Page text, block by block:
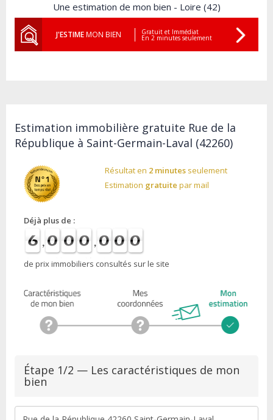
Une estimation de mon bien - Loire (42)
J'ESTIMEMON BIEN Gratuit et Immédiat
En 2 minutes seulement
Estimation immobilière gratuite Rue de la
République à Saint-Germain-Laval (42260)
Résultat en 2 minutes seulement
Estimation gratuite par mail
Déjà plus de :
de prix immobiliers consultés sur le site
Étape 1/2 — Les caractéristiques de mon
bien